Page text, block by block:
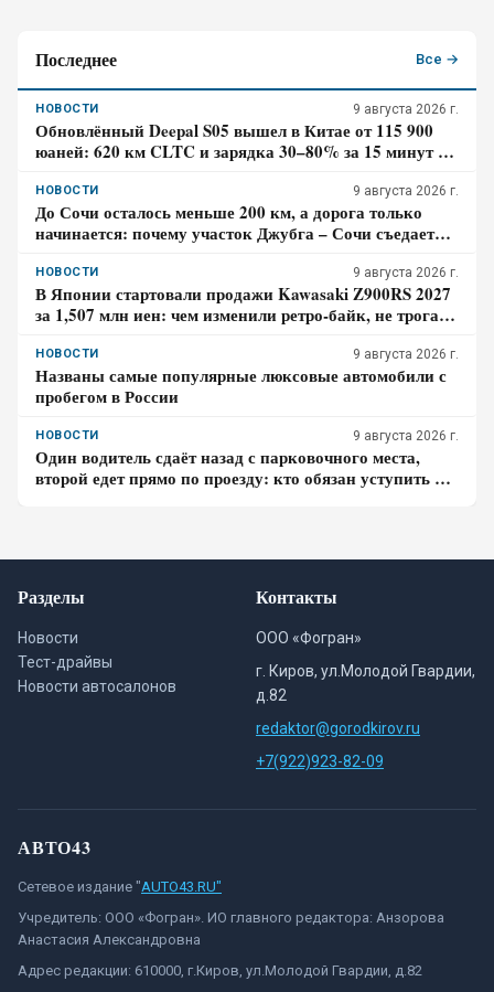
Последнее Все →
НОВОСТИ 9 августа 2026 г.
Обновлённый Deepal S05 вышел в Китае от 115 900
юаней: 620 км CLTC и зарядка 30–80% за 15 минут –
НОВОСТИ 9 августа 2026 г.
До Сочи осталось меньше 200 км, а дорога только
начинается: почему участок Джубга – Сочи съедает
НОВОСТИ 9 августа 2026 г.
В Японии стартовали продажи Kawasaki Z900RS 2027
за 1,507 млн иен: чем изменили ретро-байк, не трогая
НОВОСТИ 9 августа 2026 г.
Названы самые популярные люксовые автомобили с
пробегом в России
НОВОСТИ 9 августа 2026 г.
Один водитель сдаёт назад с парковочного места,
второй едет прямо по проезду: кто обязан уступить по
Разделы
Новости
Тест-драйвы
Новости автосалонов
Контакты
ООО «Фогран»
г. Киров, ул.Молодой Гвардии,
д.82
redaktor@gorodkirov.ru
+7(922)923-82-09
АВТО43
Сетевое издание "AUTO43.RU"
Учредитель: ООО «Фогран». ИО главного редактора: Анзорова
Анастасия Александровна
Адрес редакции: 610000, г.Киров, ул.Молодой Гвардии, д.82